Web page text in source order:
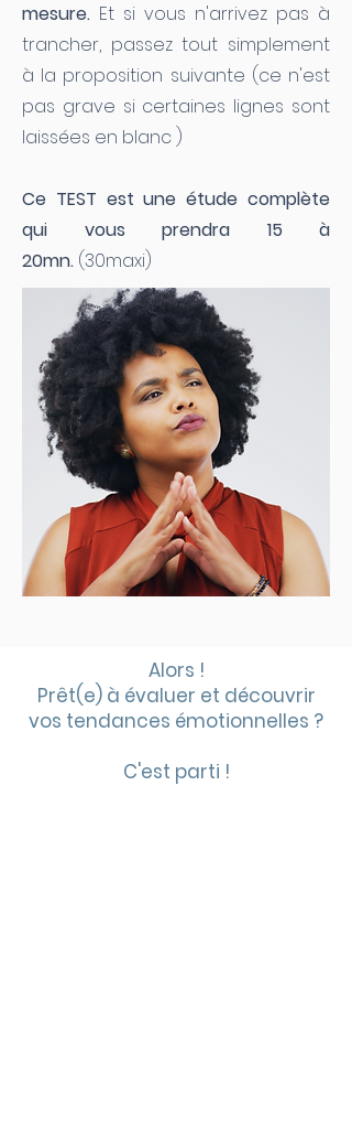
mesure. Et si vous n'arrivez pas à
trancher, passez tout simplement
à la proposition suivante (ce n'est
pas grave si certaines lignes sont
laissées en blanc )
Ce TEST est une étude complète
qui vous prendra 15 à
20mn. (30maxi)
Alors !
Prêt(e) à évaluer et découvrir
vos tendances émotionnelles ?
C'est parti !